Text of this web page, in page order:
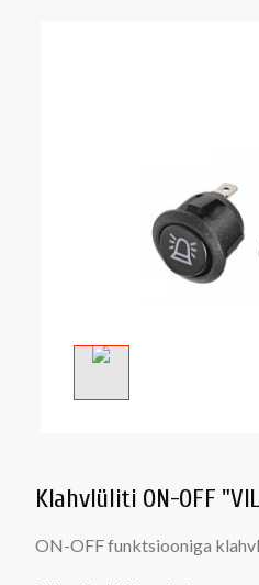
Klahvlüliti ON-OFF
ON-OFF funktsiooniga